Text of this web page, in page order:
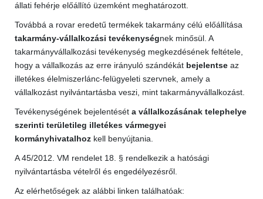
állati fehérje előállító üzemként meghatározott.
Továbbá a rovar eredetű termékek takarmány célú előállítása
takarmány-vállalkozási tevékenységnek minősül. A
takarmányvállalkozási tevékenység megkezdésének feltétele,
hogy a vállalkozás az erre irányuló szándékát bejelentse az
illetékes élelmiszerlánc-felügyeleti szervnek, amely a
vállalkozást nyilvántartásba veszi, mint takarmányvállalkozást.
Tevékenységének bejelentését a vállalkozásának telephelye
szerinti területileg illetékes vármegyei
kormányhivatalhoz kell benyújtania.
A 45/2012. VM rendelet 18. § rendelkezik a hatósági
nyilvántartásba vételről és engedélyezésről.
Az elérhetőségek az alábbi linken találhatóak: